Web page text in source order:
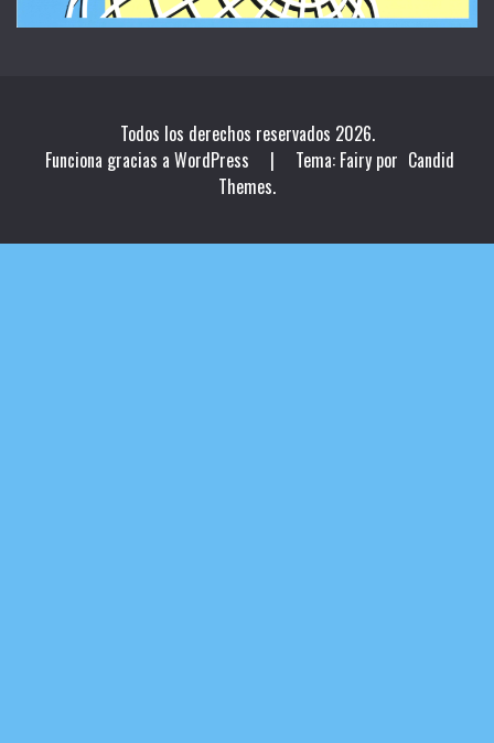
Todos los derechos reservados 2026.
Funciona gracias a WordPress
| Tema: Fairy por Candid
Themes.